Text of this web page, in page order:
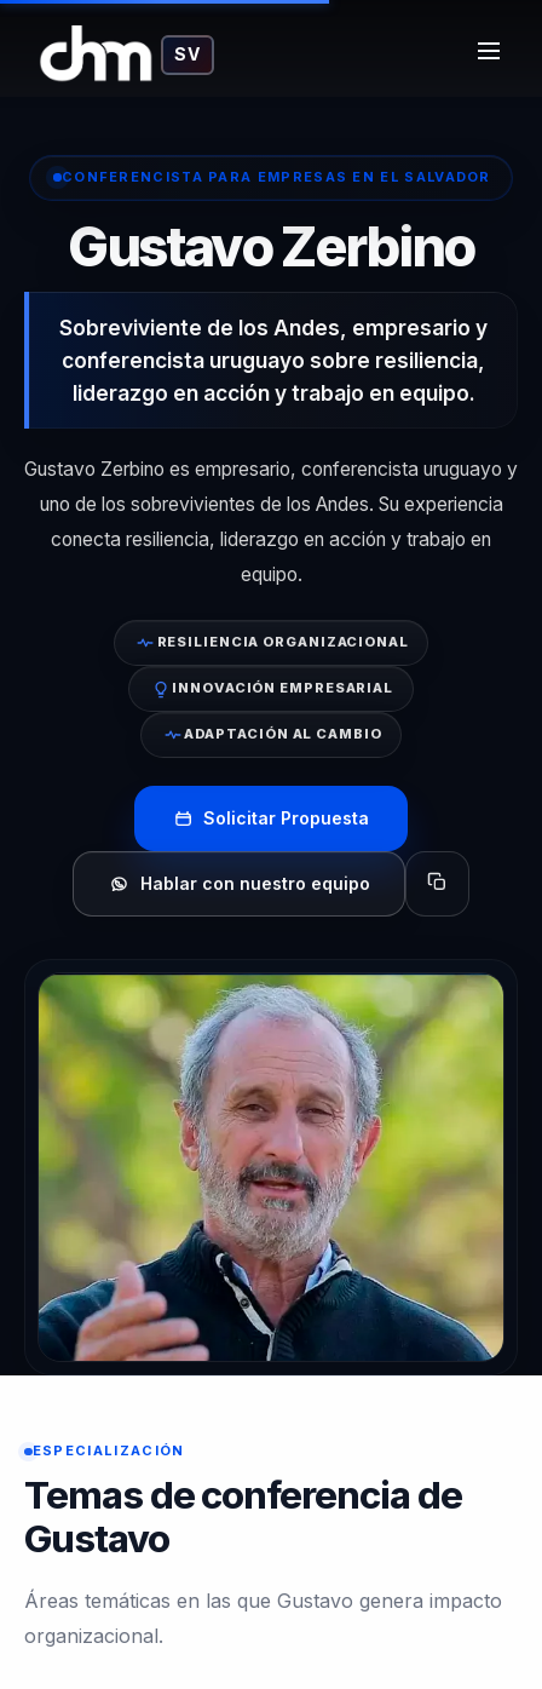
SV
CONFERENCISTA PARA EMPRESAS EN EL SALVADOR
Gustavo Zerbino–
Sobreviviente de los Andes, empresario y
conferencista uruguayo sobre resiliencia,
liderazgo en acción y trabajo en equipo.
Gustavo Zerbino es empresario, conferencista uruguayo y
uno de los sobrevivientes de los Andes. Su experiencia
conecta resiliencia, liderazgo en acción y trabajo en
equipo.
RESILIENCIA ORGANIZACIONAL
INNOVACIÓN EMPRESARIAL
ADAPTACIÓN AL CAMBIO
Solicitar Propuesta
Hablar con nuestro equipo Copiar perfil
ESPECIALIZACIÓN
Temas de conferencia de
Gustavo
Áreas temáticas en las que Gustavo genera impacto
organizacional.